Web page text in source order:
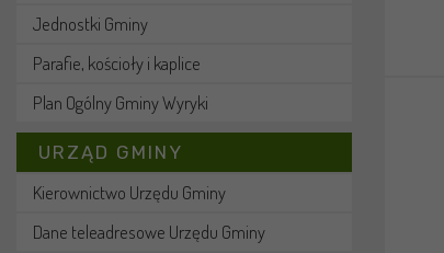
Jednostki Gminy
Parafie, kościoły i kaplice
Plan Ogólny Gminy Wyryki
URZĄD GMINY
Kierownictwo Urzędu Gminy
Dane teleadresowe Urzędu Gminy